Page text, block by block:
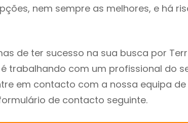
nem sempre as melhores, e há
de ter sucesso na sua busca por
trabalhando com um profissional do
em contacto com a nossa equipa
de contacto seguinte.